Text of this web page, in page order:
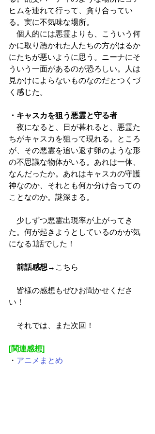
ヒムを連れて行って、貪り合ってい
る。実に不気味な場所。
個人的には悪霊よりも、こういう何
かに取り憑かれた人たちの方がはるか
にたちが悪いように思う。ニーナにそ
ういう一面があるのが恐ろしい。人は
見かけによらないものなのだとつくづ
く感じた。
・キャスカを狙う悪霊と守る者
夜になると、日が暮れると、悪霊た
ちがキャスカを狙って現れる。ところ
が、その悪霊を追い返す卵のような形
の不思議な物体がいる。あれは一体、
なんだったか。あれはキャスカの守護
神なのか、それとも何か分け合っての
ことなのか。謎深まる。
少しずつ悪霊出現率が上がってき
た。何が起きようとしているのかが気
になる1話でした！
前話感想 → こちら
皆様の感想もぜひお聞かせくださ
い！
それでは、また次回！
[関連感想]
・ アニメまとめ